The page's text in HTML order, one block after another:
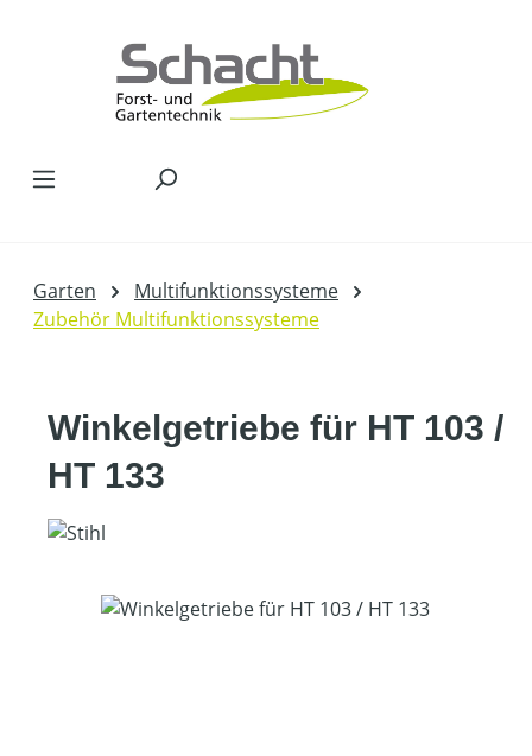
Garten
Multifunktionssysteme
Zubehör Multifunktionssysteme
Winkelgetriebe für HT 103 /
HT 133
Bildergalerie überspringen